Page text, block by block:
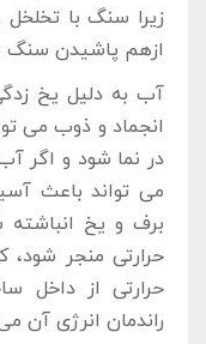
زیرا سنگ با
ازهم ‌پاشیدن
آب به دلیل یخ
انجماد و ذوب می‌
در نما شود و اگر
می ‌تواند باعث
برف و یخ
حرارتی منجر
حرارتی از داخل
راندمان انرژی آن